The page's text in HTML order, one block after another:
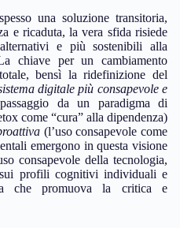
una soluzione transitoria,
e ricaduta, la vera sfida risiede
e più sostenibili alla
chiave per un cambiamento
bensì la ridefinizione del
digitale più consapevole e
da un paradigma di
come “cura” alla dipendenza)
(l’uso consapevole come
emergono in questa visione
consapevole della tecnologia,
sui profili cognitivi individuali e
che promuova la critica e